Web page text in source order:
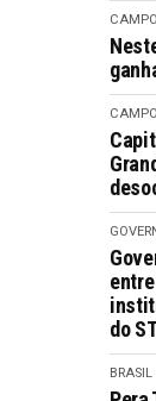
do
BRASIL